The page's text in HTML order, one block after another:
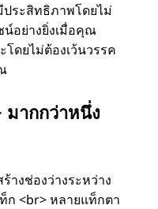
ระสิทธิภาพโดยไม่
น์อย่างยิ่งเมื่อคุณ
ดยไม่ต้องเว้นวรรค
ากกว่าหนึ่ง
งช่องว่างระหว่าง
<br> หลายแท็กตา